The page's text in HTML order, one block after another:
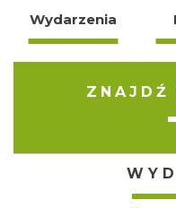
Wydarzenia
ZNAJDŹ